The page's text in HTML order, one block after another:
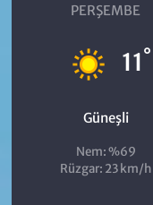
PERŞEMBE
11°
Güneşli
Nem: %69
Rüzgar: 23 km/h